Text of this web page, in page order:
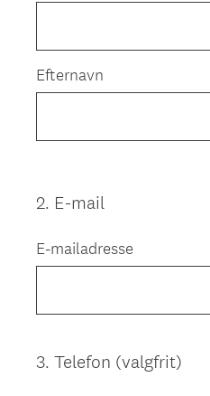
Efternavn
Question
2. E-mail
E-mailadresse
Question
3. Telefon (valgfrit)